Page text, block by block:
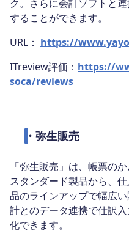
ク。さらに会計ソフトと
することができます。
URL： https://
ITreview評価： https://
soca/reviews
・ 弥生販売
「弥生販売」は、帳票の
スタンダード製品から、
品のラインアップで幅広
計とのデータ連携で仕訳
化できます。